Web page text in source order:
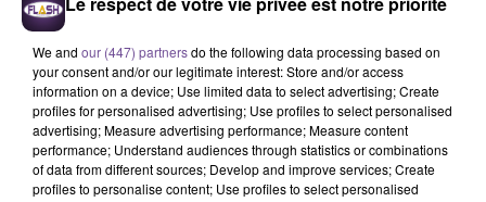
LOUANE
Avenir (pop Mix Radio
Edit By Enfant Seul)
BEBE REXHA
New Religion
MIKE PERRY
The Ocean
12h54
12h54 12h46
12h46 12h43
12h43
We and our (447) partnersdo the following data processing based on
your consent and/or our legitimate interest: Store and/or access
information on a device; Use limited data to select advertising; Create
profiles for personalised advertising; Use profiles to select personalised
advertising; Measure advertising performance; Measure content
performance; Understand audiences through statistics or combinations
of data from different sources; Develop and improve services; Create
profiles to personalise content; Use profiles to select personalised